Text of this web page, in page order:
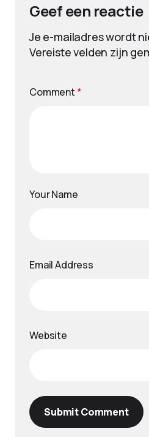
Geef een reactie
Je e-mailadres wordt
Vereiste velden zijn
Comment *
Your Name
Email Address
Website
Submit Comment